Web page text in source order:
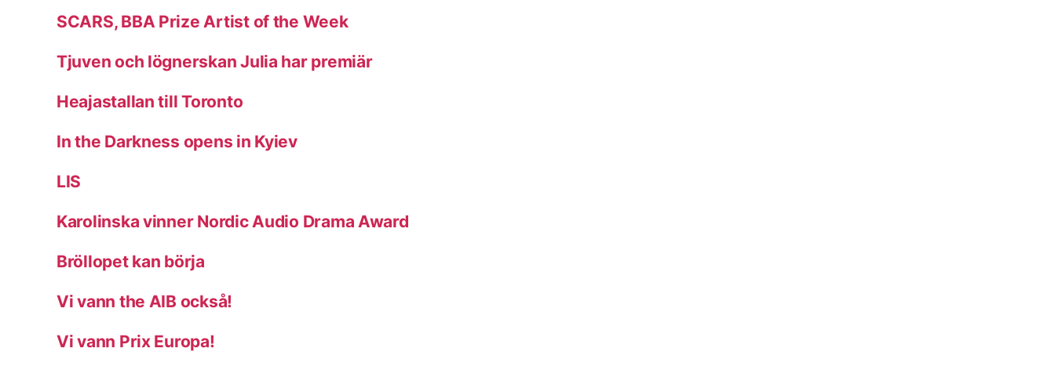
SCARS, BBA Prize Artist of the Week
Tjuven och lögnerskan Julia har premiär
Heajastallan till Toronto
In the Darkness opens in Kyiev
LIS
Karolinska vinner Nordic Audio Drama Award
Bröllopet kan börja
Vi vann the AIB också!
Vi vann Prix Europa!